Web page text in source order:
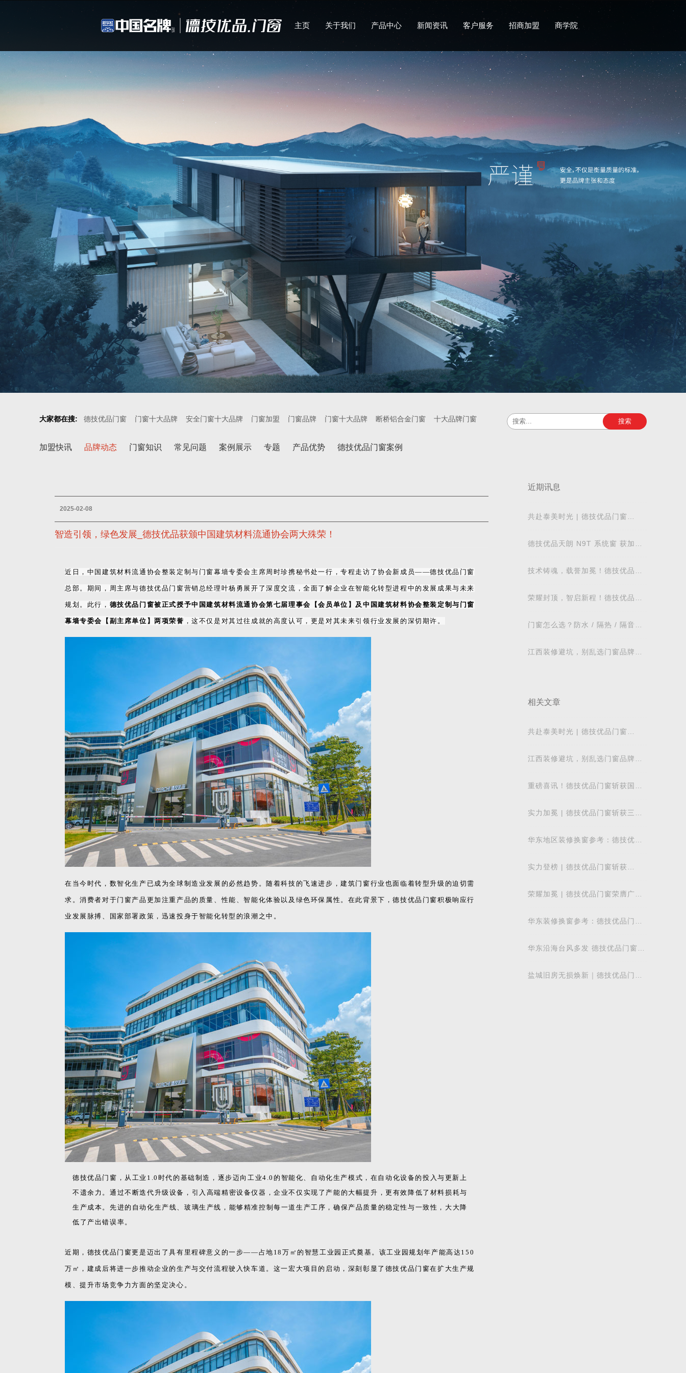
主页 关于我们 产品中心 新闻资讯 客户服务 招商加盟 商学院
大家都在搜: 德技优品门窗 门窗十大品牌 安全门窗十大品牌 门窗加盟 门窗品牌 门窗十大品牌 断桥铝合金门窗 十大品牌门窗 搜索
加盟快讯 品牌动态 门窗知识 常见问题 案例展示 专题 产品优势 德技优品门窗案例
2025-02-08
智造引领，绿色发展_德技优品获颁中国建筑材料流通协会两大殊荣！
近日，中国建筑材料流通协会整装定制与门窗幕墙专委会主席周时珍携秘书处一行，专程走访了协会新成员——德技优品门窗
总部。期间，周主席与德技优品门窗营销总经理叶杨勇展开了深度交流，全面了解企业在智能化转型进程中的发展成果与未来
规划。此行， 德技优品门窗被正式授予中国建筑材料流通协会第七届理事会【会员单位】及中国建筑材料协会整装定制与门窗
幕墙专委会【副主席单位】两项荣誉 ，这不仅是对其过往成就的高度认可，更是对其未来引领行业发展的深切期许。
在当今时代，数智化生产已成为全球制造业发展的必然趋势。随着科技的飞速进步，建筑门窗行业也面临着转型升级的迫切需
求。消费者对于门窗产品更加注重产品的质量、性能、智能化体验以及绿色环保属性。在此背景下，德技优品门窗积极响应行
业发展脉搏、国家部署政策，迅速投身于智能化转型的浪潮之中。
德技优品门窗，从工业1.0时代的基础制造，逐步迈向工业4.0的智能化、自动化生产模式，在自动化设备的投入与更新上
不遗余力。通过不断迭代升级设备，引入高端精密设备仪器，企业不仅实现了产能的大幅提升，更有效降低了材料损耗与
生产成本。先进的自动化生产线、玻璃生产线，能够精准控制每一道生产工序，确保产品质量的稳定性与一致性，大大降
低了产出错误率。
近期，德技优品门窗更是迈出了具有里程碑意义的一步——占地18万㎡的智慧工业园正式奠基。该工业园规划年产能高达150
万㎡，建成后将进一步推动企业的生产与交付流程驶入快车道。这一宏大项目的启动，深刻彰显了德技优品门窗在扩大生产规
模、提升市场竞争力方面的坚定决心。
近期讯息
共赴泰美时光 | 德技优品门窗
德技优品天朗 N9T 系统窗 获加拿
技术铸魂，载誉加冕！德技优品门
荣耀封顶，智启新程！德技优品门
标杆
门窗怎么选？防水 / 隔热 / 隔音需
业
江西装修避坑，别乱选门窗品牌，
相关文章
共赴泰美时光 | 德技优品门窗
江西装修避坑，别乱选门窗品牌，
重磅喜讯！德技优品门窗斩获国际
实力加冕 | 德技优品门窗斩获三项
质量发展
华东地区装修换窗参考：德技优品
实力登榜 | 德技优品门窗斩获
以中国智造赋
荣耀加冕 | 德技优品门窗荣膺广东
少军董事
华东装修换窗参考：德技优品门窗
华东沿海台风多发 德技优品门窗打
盐城旧房无损焕新｜德技优品门窗